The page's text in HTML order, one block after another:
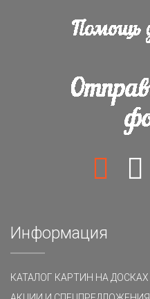
Информация
КАТАЛОГ КАРТИН НА ДОСКАХ